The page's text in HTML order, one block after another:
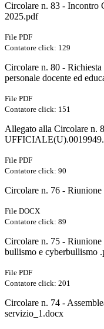
Circolare n. 83 - Incontro
2025.pdf
File PDF
Contatore click: 129
Circolare n. 80 - Richiesta
personale docente ed
File PDF
Contatore click: 151
Allegato alla Circolare
File PDF
Contatore click: 90
Circolare n. 76 -
File DOCX
Contatore click: 89
Circolare n. 75 -
bullismo e cyberbullismo
File PDF
Contatore click: 201
Circolare n. 74 -
servizio_1.docx